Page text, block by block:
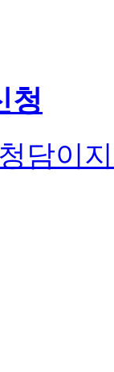
청
담이